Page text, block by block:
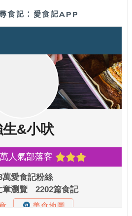
食記：愛食記APP